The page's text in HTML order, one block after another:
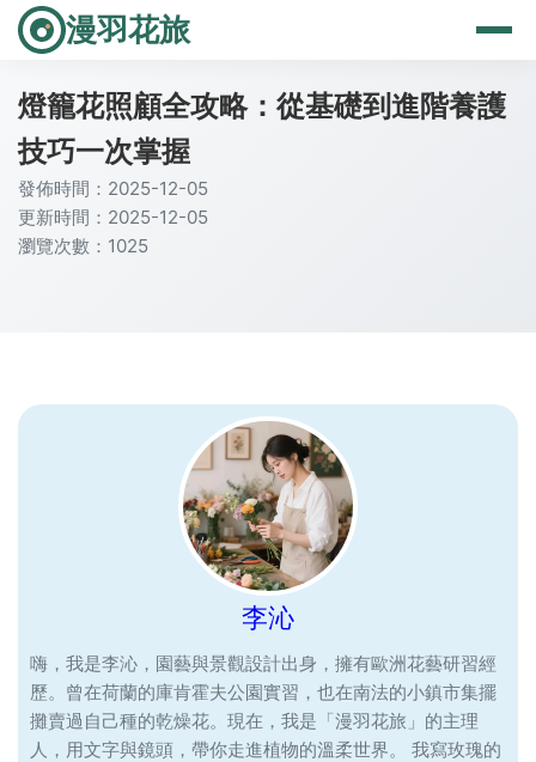
漫羽花旅
燈籠花照顧全攻略：從基礎到進階養護
技巧一次掌握
發佈時間：2025-12-05
更新時間：2025-12-05
瀏覽次數：1025
李沁
嗨，我是李沁，園藝與景觀設計出身，擁有歐洲花藝研習經
歷。曾在荷蘭的庫肯霍夫公園實習，也在南法的小鎮市集擺
攤賣過自己種的乾燥花。現在，我是「漫羽花旅」的主理
人，用文字與鏡頭，帶你走進植物的溫柔世界。 我寫玫瑰的